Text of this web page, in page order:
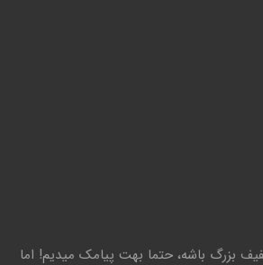
بزرگ باشه، حتما بهت پیامک میدیم! اما